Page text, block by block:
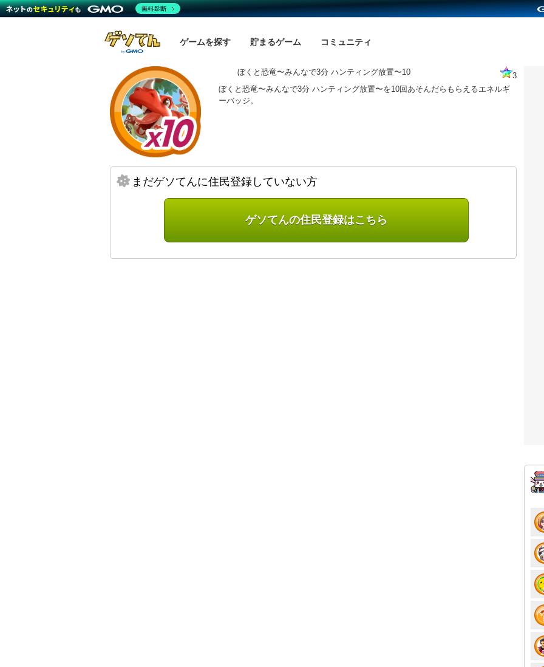
ゲームを探す 貯まるゲーム コミュニティ
ぼくと恐竜〜みんなで3分 ハンティング放置〜10
3
ぼくと恐竜〜みんなで3分 ハンティング放置〜を10回あそんだらもらえるエネルギ
ーバッジ。
まだゲソてんに住民登録していない方
ゲソてんの住民登録はこちら
無料診断